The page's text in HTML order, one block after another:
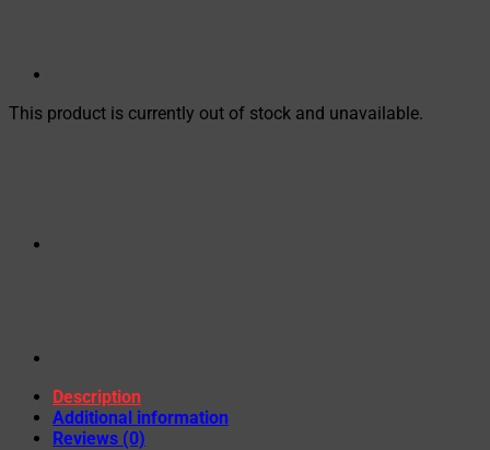
This product is currently out of stock and unavailable.
Description
Additional information
Reviews (0)